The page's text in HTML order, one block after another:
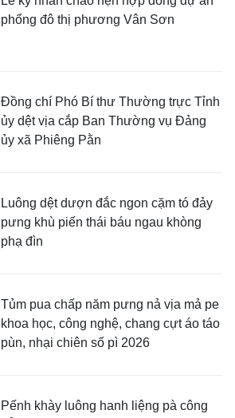
phổng đô thị phương Vân Sơn
Đồng chí Phó Bí thư Thường trực Tỉnh
ủy dệt vịa cắp Ban Thường vụ Đảng
ủy xã Phiêng Pằn
Luông dệt dượn đắc ngon cặm tó đảy
pưng khù piến thái báu ngau khòng
phạ đìn
Tủm pua chấp năm pưng nả vịa mả pe
khoa học, công nghệ, chang cựt áo táo
pùn, nhại chiên số pì 2026
Pếnh khày luông hanh liệng pà công